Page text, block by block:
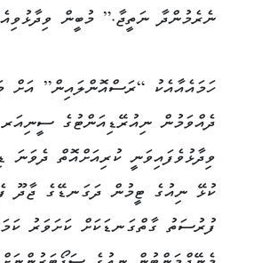
ނެރެމުންދާ ނަތީޖާ.” މުބީން
ހަމައެއާއެކު “ރަސްއޮންލައިން” އަށް
ދެއްވަމުން ނިއުރޭޑިއަންޓުގެ
ވިދާޅުވެފައިވަނީ ކުރިއަށްއޮތް ދެވަނަ
ކުޅޭ ނިއުގެ ޓީމުން ދަގަނޑޭގެ ޖާދޫ
ފުރުސަތު ގާތްގަނޑަކަށް ކަށަވަރު